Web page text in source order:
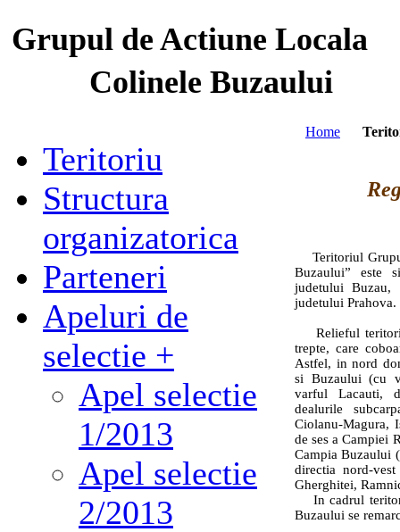
Grupul de Actiune Locala
Colinele Buzaului
Teritoriu
Structura
organizatorica
Parteneri
Apeluri de
selectie +
Apel selectie
1/2013
Apel selectie
2/2013
Home
Teritoriul
Buzaului” este
judetului Buzau,
judetului Prahova.
Relieful
trepte, care
Astfel, in nord
si Buzaului (cu
varful Lacauti,
dealurile
Ciolanu-Magura,
de ses a Campiei
Campia Buzaului
directia nord-
Gherghitei,
In cadrul
Buzaului se